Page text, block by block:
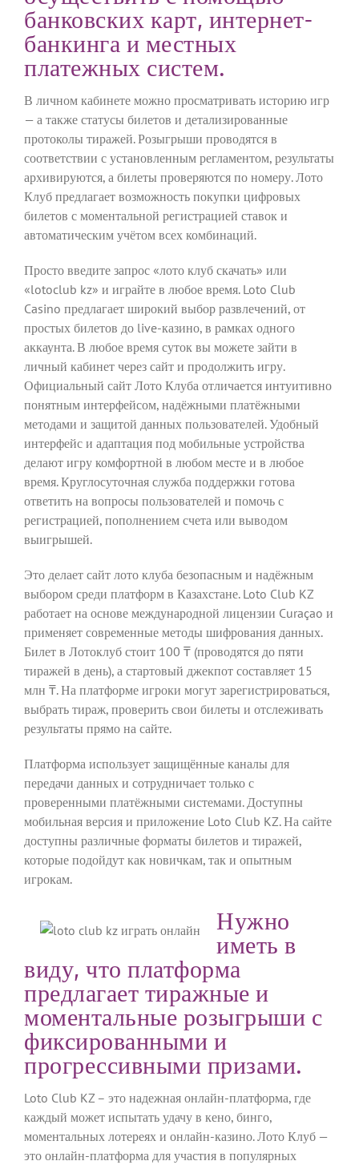
банковских карт, интернет-
банкинга и местных
платежных систем.
В личном кабинете можно просматривать историю игр
— а также статусы билетов и детализированные
протоколы тиражей. Розыгрыши проводятся в
соответствии с установленным регламентом, результаты
архивируются, а билеты проверяются по номеру. Лото
Клуб предлагает возможность покупки цифровых
билетов с моментальной регистрацией ставок и
автоматическим учётом всех комбинаций.
Просто введите запрос «лото клуб скачать» или
«lotoclub kz» и играйте в любое время. Loto Club
Casino предлагает широкий выбор развлечений, от
простых билетов до live-казино, в рамках одного
аккаунта. В любое время суток вы можете зайти в
личный кабинет через сайт и продолжить игру.
Официальный сайт Лото Клуба отличается интуитивно
понятным интерфейсом, надёжными платёжными
методами и защитой данных пользователей. Удобный
интерфейс и адаптация под мобильные устройства
делают игру комфортной в любом месте и в любое
время. Круглосуточная служба поддержки готова
ответить на вопросы пользователей и помочь с
регистрацией, пополнением счета или выводом
выигрышей.
Это делает сайт лото клуба безопасным и надёжным
выбором среди платформ в Казахстане. Loto Club KZ
работает на основе международной лицензии Curaçao и
применяет современные методы шифрования данных.
Билет в Лотоклуб стоит 100 ₸ (проводятся до пяти
тиражей в день), а стартовый джекпот составляет 15
млн ₸. На платформе игроки могут зарегистрироваться,
выбрать тираж, проверить свои билеты и отслеживать
результаты прямо на сайте.
Платформа использует защищённые каналы для
передачи данных и сотрудничает только с
проверенными платёжными системами. Доступны
мобильная версия и приложение Loto Club KZ. На сайте
доступны различные форматы билетов и тиражей,
которые подойдут как новичкам, так и опытным
игрокам.
Нужно
иметь в
виду, что платформа
предлагает тиражные и
моментальные розыгрыши с
фиксированными и
прогрессивными призами.
Loto Club KZ – это надежная онлайн-платформа, где
каждый может испытать удачу в кено, бинго,
моментальных лотереях и онлайн-казино. Лото Клуб —
это онлайн-платформа для участия в популярных